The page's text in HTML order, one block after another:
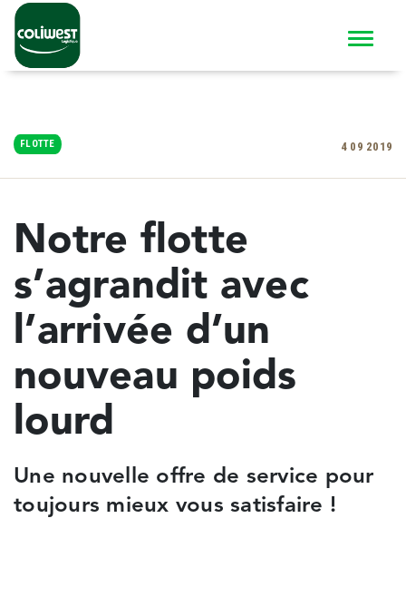
FLOTTE 4 09 2019
Notre flotte
s’agrandit avec
l’arrivée d’un
nouveau poids
lourd
Une nouvelle offre de service pour
toujours mieux vous satisfaire !